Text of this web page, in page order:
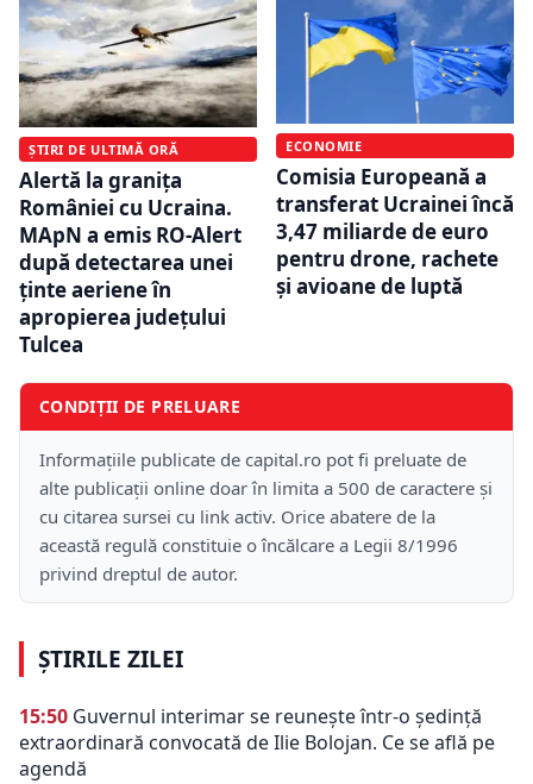
ȘTIRI DE ULTIMĂ ORĂ
Alertă la granița
României cu Ucraina.
MApN a emis RO-Alert
după detectarea unei
ținte aeriene în
apropierea județului
Tulcea
ECONOMIE
Comisia Europeană a
transferat Ucrainei încă
3,47 miliarde de euro
pentru drone, rachete
și avioane de luptă
CONDIȚII DE PRELUARE
Informațiile publicate de capital.ro pot fi preluate de
alte publicații online doar în limita a 500 de caractere și
cu citarea sursei cu link activ. Orice abatere de la
această regulă constituie o încălcare a Legii 8/1996
privind dreptul de autor.
ȘTIRILE ZILEI
15:50 Guvernul interimar se reunește într-o ședință
extraordinară convocată de Ilie Bolojan. Ce se află pe
agendă